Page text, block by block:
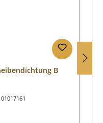
B
01017161